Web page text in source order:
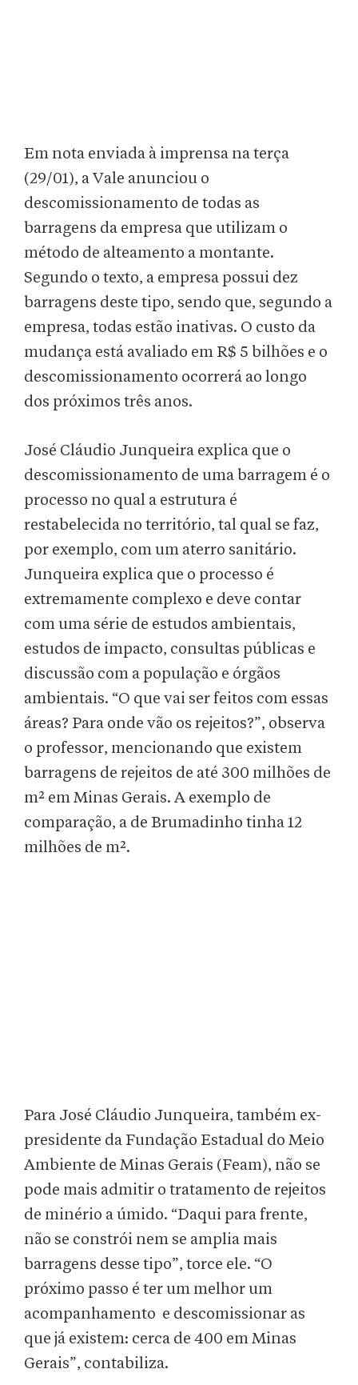
Em nota enviada à imprensa na terça
(29/01), a Vale anunciou o
descomissionamento de todas as
barragens da empresa que utilizam o
método de alteamento a montante.
Segundo o texto, a empresa possui dez
barragens deste tipo, sendo que, segundo a
empresa, todas estão inativas. O custo da
mudança está avaliado em R$ 5 bilhões e o
descomissionamento ocorrerá ao longo
dos próximos três anos.
José Cláudio Junqueira explica que o
descomissionamento de uma barragem é o
processo no qual a estrutura é
restabelecida no território, tal qual se faz,
por exemplo, com um aterro sanitário.
Junqueira explica que o processo é
extremamente complexo e deve contar
com uma série de estudos ambientais,
estudos de impacto, consultas públicas e
discussão com a população e órgãos
ambientais. “O que vai ser feitos com essas
áreas? Para onde vão os rejeitos?”, observa
o professor, mencionando que existem
barragens de rejeitos de até 300 milhões de
m² em Minas Gerais. A exemplo de
comparação, a de Brumadinho tinha 12
milhões de m².
Para José Cláudio Junqueira, também ex-
presidente da Fundação Estadual do Meio
Ambiente de Minas Gerais (Feam), não se
pode mais admitir o tratamento de rejeitos
de minério a úmido. “Daqui para frente,
não se constrói nem se amplia mais
barragens desse tipo”, torce ele. “O
próximo passo é ter um melhor um
acompanhamento e descomissionar as
que já existem: cerca de 400 em Minas
Gerais”, contabiliza.